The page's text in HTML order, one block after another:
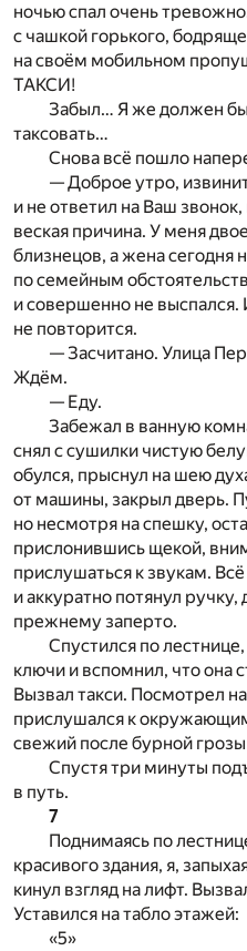
ночью спал очень
с чашкой горького,
на своём мобильном
ТАКСИ!
Забыл… Я же должен
таксовать…
Снова всё пошло
— Доброе утро,
и не ответил на Ваш звонок,
веская причина. У меня
близнецов, а жена сегодня
по семейным
и совершенно не выспался.
не повторится.
— Засчитано. Улица
Ждём.
— Еду.
Забежал в ванную
снял с сушилки чистую
обулся, прыснул на шею
от машины, закрыл дверь.
но несмотря на спешку,
прислонившись щекой,
прислушаться к звукам.
и аккуратно потянул
прежнему заперто.
Спустился по
ключи и вспомнил, что она
Вызвал такси. Посмотрел
прислушался к
свежий после бурной
Спустя три минуты
в путь.
7
Поднимаясь по
красивого здания, я,
кинул взгляд на лифт.
Уставился на табло этажей:
«5»